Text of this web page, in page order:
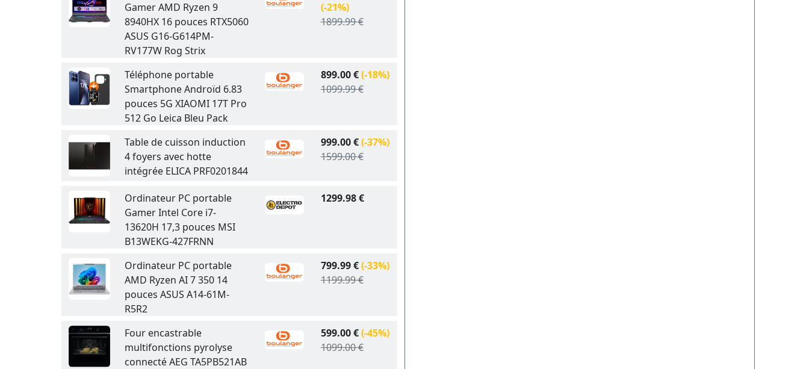
Gamer AMD Ryzen 9
8940HX 16 pouces RTX5060
ASUS G16-G614PM-
RV177W Rog Strix
(-21%)
1899.99 €
Téléphone portable
Smartphone Androïd 6.83
pouces 5G XIAOMI 17T Pro
512 Go Leica Bleu Pack
899.00 €(-18%)
1099.99 €
Table de cuisson induction
4 foyers avec hotte
intégrée ELICA PRF0201844
999.00 €(-37%)
1599.00 €
Ordinateur PC portable
Gamer Intel Core i7-
13620H 17,3 pouces MSI
B13WEKG-427FRNN
1299.98 €
Ordinateur PC portable
AMD Ryzen AI 7 350 14
pouces ASUS A14-61M-
R5R2
799.99 €(-33%)
1199.99 €
Four encastrable
multifonctions pyrolyse
connecté AEG TA5PB521AB
599.00 €(-45%)
1099.00 €